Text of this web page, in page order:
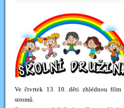
Ve čtvrtek 13. 10. děti zhlédnou
stromů.